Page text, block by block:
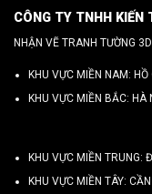
CÔNG TY TNHH KIẾN
NHẬN VẼ TRANH TƯỜNG
KHU VỰC MIỀN NAM: HỒ
KHU VỰC MIỀN BẮC: HÀ
KHU VỰC MIỀN TRUNG:
KHU VỰC MIỀN TÂY: